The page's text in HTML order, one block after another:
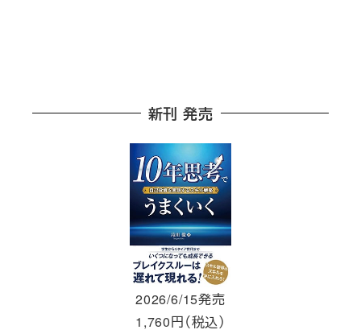
新刊 発売
2026/6/15発売
1,760円（税込）